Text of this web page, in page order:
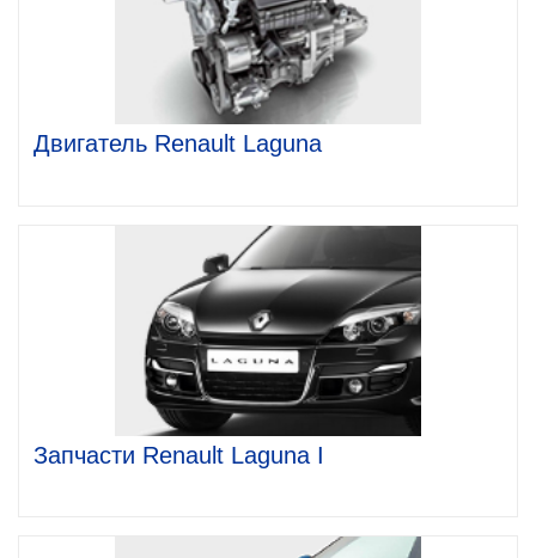
Двигатель Renault Laguna
Запчасти Renault Laguna I